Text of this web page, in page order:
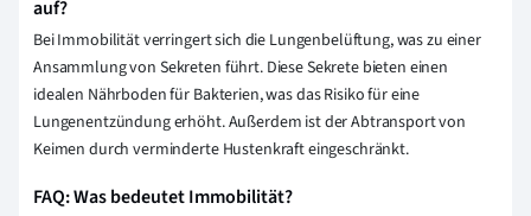
auf?
Bei Immobilität verringert sich die Lungenbelüftung, was zu einer
Ansammlung von Sekreten führt. Diese Sekrete bieten einen
idealen Nährboden für Bakterien, was das Risiko für eine
Lungenentzündung erhöht. Außerdem ist der Abtransport von
Keimen durch verminderte Hustenkraft eingeschränkt.
FAQ: Was bedeutet Immobilität?